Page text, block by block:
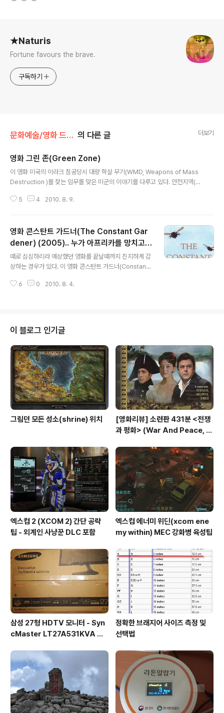
★Naturis
Fortune favours the brave.
구독하기
문화예술/영화 드라마 애니메이션 의 다른 글 더보기
영화 그린 존(Green Zone)
이 영화 미국의 이라크 침공당시 대량 학살 무기(WMD, Weapons of Mass
Destruction )를 찾는 임무를 맞은 미군의 이야기를 다루고 있다. 안전지역(G
위험지역... 비슷한 영화인 "허트 러커(Heart Locker)" 와도 비교가 되긴 한
그럭저럭 볼 만 하다... 그리고, 액션 자체만 본다면 이 영화 그린 존의 종반 전투
씬에서의 헬기 장면, 즉 야간의 하늘에서 모든 전투 상황을 모니터링 하고 머쉰
건을 쏘아대는 장면은 흡사 터미네이터의 기계군단..
5 4 2010. 8. 9.
영화 콘스탄트 가드너(The Constant Gar
dener) (2005).. 누가 아프리카를 망치고
있나...
때로 심심하리라 예상했던 영화를 끝날때까지 진지하게 감
상하는 경우가 있다. 이 영화 콘스탄트 가드너(Constant
지루하지 않은 속도감있는 영화... 영국의 케냐 주재 외교관
하는 자리에서 저스틴에게 영국의 대외정책에 대해 비난을
퍼붇는 테사... 세상을 정의에 관심이 많은 인권운동가이
다... 그둘은 그 브리핑을 계기로 가까워 지고 결혼까지 하
게 된다... 케냐가 자신의 활동무대와 같은 테사... 그녀는 저
스틴에게 자세한 사정은 얘기하지 않지만 (영국에 이득이
되..
6 0 2010. 8. 4.
이 블로그 인기글
그림던 모든 성소(shrine) 위치
[영화리뷰] 소련판 431분 <전쟁
과 평화> (War And Peace, 1
쟁과 평화>(1956)
엑스컴 2 (XCOM 2) 간단 공략
팁 - 외계인 사냥꾼 DLC 포함
엑스컴 에너미 위딘(xcom ene
my within) MEC 강화병 육성팁
삼성 27형 HDTV 모니터 - Syn
cMaster LT27A531KVA 사
정확한 브래지어 사이즈 측정 및
선택법